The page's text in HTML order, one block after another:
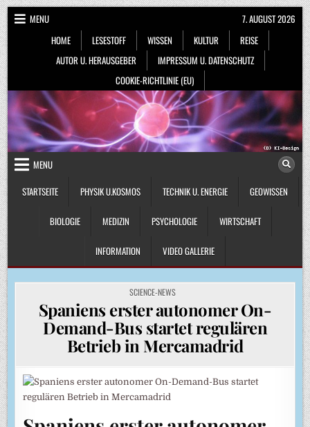
Skip
to
content
MENU
HOME
LESESTOFF WISSEN KULTUR
REISE
AUTOR U. HERAUSGEBER
IMPRESSUM U. DATENSCHUTZ
COOKIE-RICHTLINIE (EU)
7. AUGUST 2026
MENU
STARTSEITE
PHYSIK U.KOSMOS TECHNIK U. ENERGIE GEOWISSEN
BIOLOGIE MEDIZIN PSYCHOLOGIE WIRTSCHAFT
INFORMATION VIDEO GALLERIE
POSTED
IN
SCIENCE-NEWS
Spaniens erster autonomer On-
Demand-Bus startet regulären
Betrieb in Mercamadrid